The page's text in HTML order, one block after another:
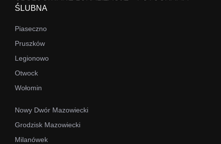
ŚLUBNA
Piaseczno
Pruszków
Legionowo
Otwock
Wołomin
Nowy Dwór Mazowiecki
Grodzisk Mazowiecki
Milanówek